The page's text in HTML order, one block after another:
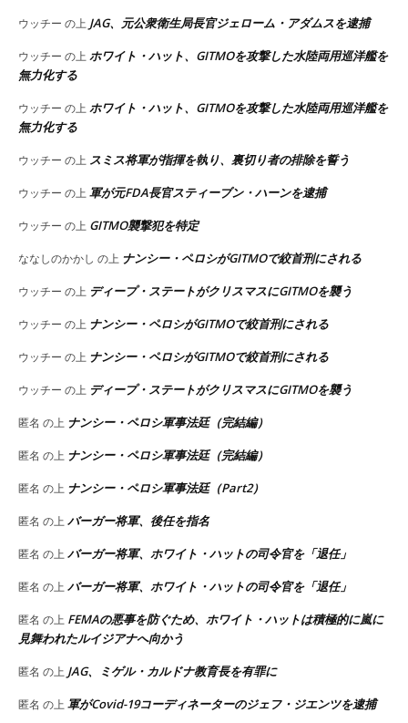
ウッチー の上 JAG、元公衆衛生局長官ジェローム・アダムスを逮捕
ウッチー の上 ホワイト・ハット、GITMOを攻撃した水陸両用巡洋艦を
無力化する
ウッチー の上 ホワイト・ハット、GITMOを攻撃した水陸両用巡洋艦を
無力化する
ウッチー の上 スミス将軍が指揮を執り、裏切り者の排除を誓う
ウッチー の上 軍が元FDA長官スティーブン・ハーンを逮捕
ウッチー の上 GITMO襲撃犯を特定
ななしのかかし の上 ナンシー・ペロシがGITMOで絞首刑にされる
ウッチー の上 ディープ・ステートがクリスマスにGITMOを襲う
ウッチー の上 ナンシー・ペロシがGITMOで絞首刑にされる
ウッチー の上 ナンシー・ペロシがGITMOで絞首刑にされる
ウッチー の上 ディープ・ステートがクリスマスにGITMOを襲う
匿名 の上 ナンシー・ペロシ軍事法廷（完結編）
匿名 の上 ナンシー・ペロシ軍事法廷（完結編）
匿名 の上 ナンシー・ペロシ軍事法廷（Part2）
匿名 の上 バーガー将軍、後任を指名
匿名 の上 バーガー将軍、ホワイト・ハットの司令官を「退任」
匿名 の上 バーガー将軍、ホワイト・ハットの司令官を「退任」
匿名 の上 FEMAの悪事を防ぐため、ホワイト・ハットは積極的に嵐に
見舞われたルイジアナへ向かう
匿名 の上 JAG、ミゲル・カルドナ教育長を有罪に
匿名 の上 軍がCovid-19コーディネーターのジェフ・ジエンツを逮捕